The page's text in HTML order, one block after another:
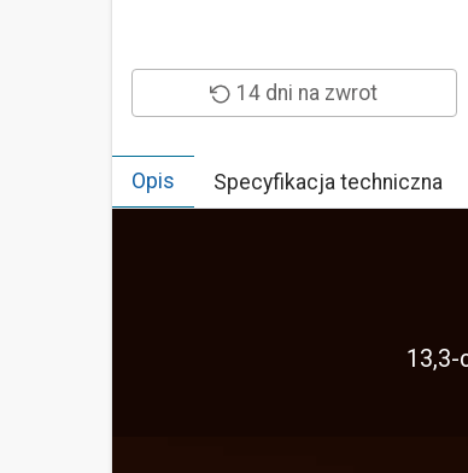
14 dni na zwrot
Opis Specyfikacja techniczna
13,3-